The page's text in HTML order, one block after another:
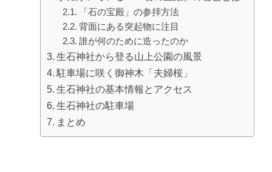
「石の宝殿」の参拝方法
背面にある突起物に注目
誰が何のために造ったのか
生石神社から登る山上公園の風景
駐車場に咲く御神木「夫婦桜」
生石神社の基本情報とアクセス
生石神社の駐車場
まとめ